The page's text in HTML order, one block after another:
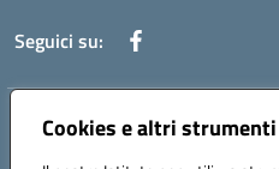
Cookies e altri
Seguici su:
Indirizzo:Via Selicato, 1 71122